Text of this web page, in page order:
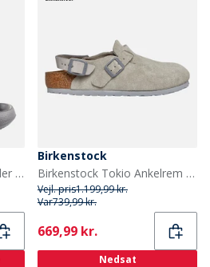
Marina Ven Chunky Sandaler Sort
Birkenstock
Birkenstock Tokio Ankelrem Clogs Sten Mønt
Vejl. pris1.199,99 kr.
Var739,99 kr.
Current
669,99 kr.
Nedsat